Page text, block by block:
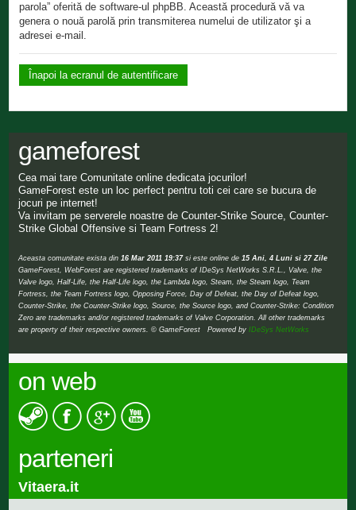
parola” oferită de software-ul phpBB. Această procedură vă va
genera o nouă parolă prin transmiterea numelui de utilizator şi a
adresei e-mail.
Înapoi la ecranul de autentificare
gameforest
Cea mai tare Comunitate online dedicata jocurilor!
GameForest este un loc perfect pentru toti cei care se bucura de
jocuri pe internet!
Va invitam pe serverele noastre de Counter-Strike Source, Counter-
Strike Global Offensive si Team Fortress 2!
Aceasta comunitate exista din 16 Mar 2011 19:37si este online de 15 Ani, 4 Luni si 27 Zile
GameForest, WebForest are registered trademarks of IDeSys NetWorks S.R.L., Valve, the
Valve logo, Half-Life, the Half-Life logo, the Lambda logo, Steam, the Steam logo, Team
Fortress, the Team Fortress logo, Opposing Force, Day of Defeat, the Day of Defeat logo,
Counter-Strike, the Counter-Strike logo, Source, the Source logo, and Counter-Strike: Condition
Zero are trademarks and/or registered trademarks of Valve Corporation. All other trademarks
are property of their respective owners. © GameForest Powered byIDeSys NetWorks
on web
parteneri
Vitaera.it